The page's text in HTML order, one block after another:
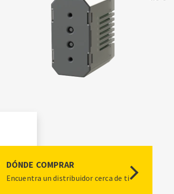
DÓNDE COMPRAR
Encuentra un distribuidor cerca de ti